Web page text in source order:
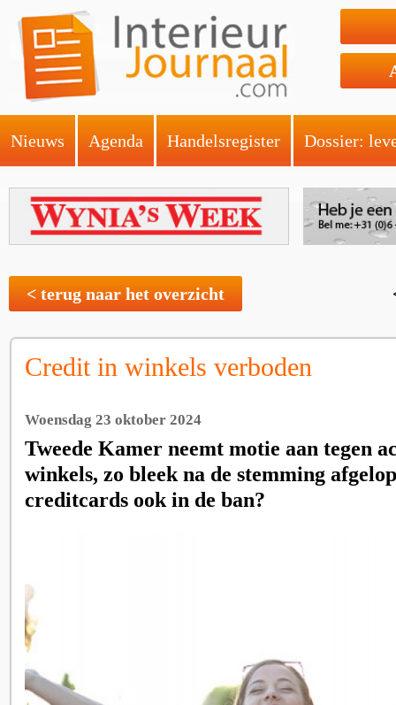
Nieuws Agenda Handelsregister Dossier:
< terug naar het overzicht
Credit in winkels verboden
Woensdag 23 oktober 2024
Tweede Kamer neemt motie aan tegen
winkels, zo bleek na de stemming
creditcards ook in de ban?